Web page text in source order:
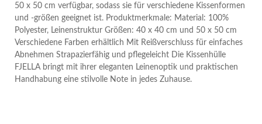
50 x 50 cm verfügbar, sodass sie für verschiedene Kissenformen
und -größen geeignet ist. Produktmerkmale: Material: 100%
Polyester, Leinenstruktur Größen: 40 x 40 cm und 50 x 50 cm
Verschiedene Farben erhältlich Mit Reißverschluss für einfaches
Abnehmen Strapazierfähig und pflegeleicht Die Kissenhülle
FJELLA bringt mit ihrer eleganten Leinenoptik und praktischen
Handhabung eine stilvolle Note in jedes Zuhause.